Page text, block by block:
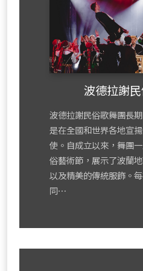
波德拉謝
波德拉謝民俗歌舞團長
是在全國和世界各地宣
使。自成立以來，舞團
俗藝術節，展示了波蘭
以及精美的傳統服飾。
同⋯